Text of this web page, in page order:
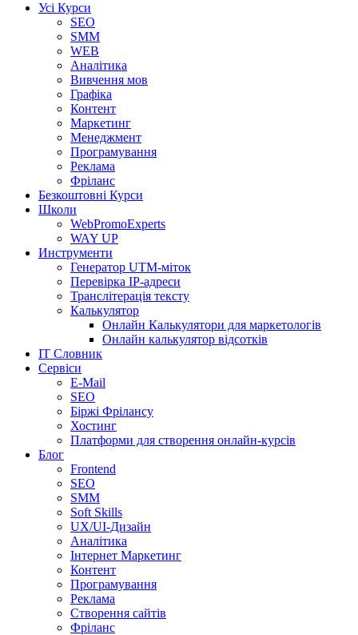
Усі Курси
SEO
SMM
WEB
Аналітика
Вивчення мов
Графіка
Контент
Маркетинг
Менеджмент
Програмування
Реклама
Фріланс
Безкоштовні Курси
Школи
WebPromoExperts
WAY UP
Инструменти
Генератор UTM-міток
Перевірка IP-адреси
Транслітерація тексту
Калькулятор
Онлайн Калькулятори для маркетологів
Онлайн калькулятор відсотків
IT Словник
Сервіси
E-Mail
SEO
Біржі Фрілансу
Хостинг
Платформи для створення онлайн-курсів
Блог
Frontend
SEO
SMM
Soft Skills
UX/UI-Дизайн
Аналітика
Інтернет Маркетинг
Контент
Програмування
Реклама
Створення сайтів
Фріланс